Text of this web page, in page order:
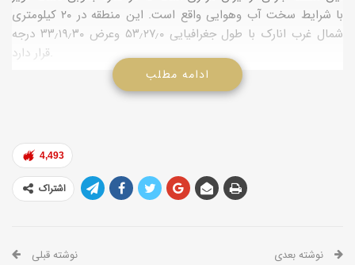
با شرایط سخت آب وهوایی واقع است. این منطقه در ۲۰ کیلومتری
شمال غرب انارک با طول جغرافیایی ۵۳٫۲۷٫۰ وعرض ۳۳٫۱۹٫۳۰ درجه
وجود ذخایر و کانسارهای معدنی در سنگ‌های مجموعه افیولیتی
ادامه مطلب
4,493
اشتراک
نوشته قبلی